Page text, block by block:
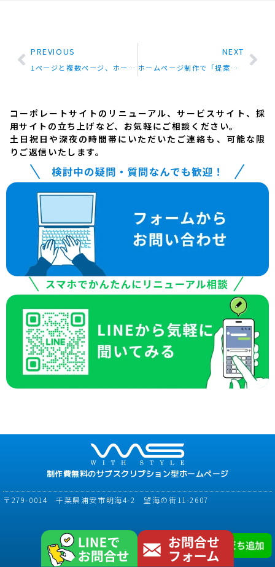
PREVIOUS
1ページと複数ページ、ホームページ構成の違いと賢い選び方のコツ
NEXT
ホームページ制作で「提案型」の会社が、言われた通りに作らない理由
コーポレートサイトのリニューアル、サービスサイト、採
用サイトの立ち上げなど、お気軽にご相談ください。
土日祝日や深夜の時間帯にいただいたご連絡も、可能な限
りご返信いたします。
制作費無料のサブスクリプション型ホームページ
〒279-0014 千葉県浦安市明海4-2 望海の街11-2607